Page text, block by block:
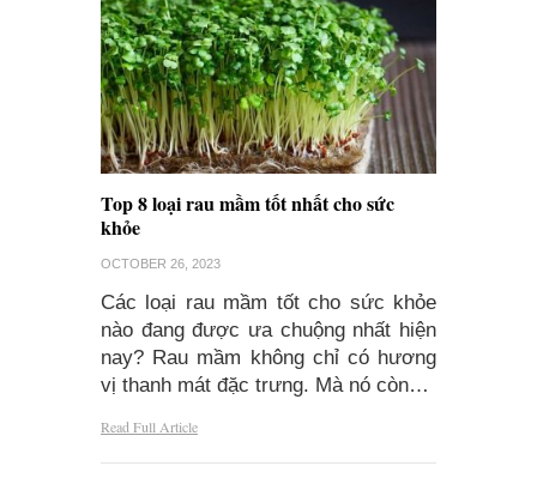
Top 8 loại rau mầm tốt nhất cho sức
khỏe
OCTOBER 26, 2023
Các loại rau mầm tốt cho sức khỏe
nào đang được ưa chuộng nhất hiện
nay? Rau mầm không chỉ có hương
vị thanh mát đặc trưng. Mà nó còn…
Read Full Article